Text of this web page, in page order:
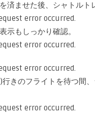
済ませた後、シャトルト
示もしっかり確認。
行きのフライトを待つ間